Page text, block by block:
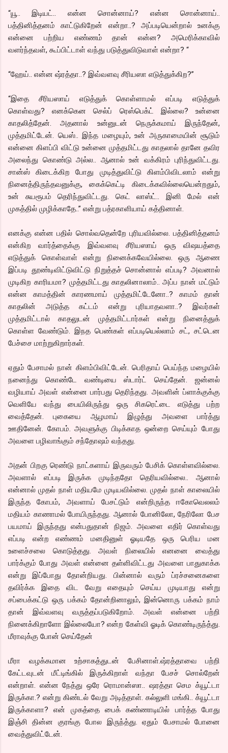
“யூ.. இடியட்.. என்ன சொன்னாய்? என்ன சொன்னாய்..
பத்தினித்தனம் காட்டுகிறேன் என்றா..? அப்படியென்றால் உனக்கு
என்னை பற்றிய எண்ணம் தான் என்ன? அமெரிக்காவில்
வளர்ந்தவள், கூப்பிட்டாள் வந்து படுத்துவிடுவாள் என்றா? “
“ஹேய்.. என்ன ஷ்ரத்தா..? இவ்வளவு சீரியஸா எடுத்துக்கிற?”
“இதை சீரியஸாய் எடுத்துக் கொள்ளாமல் எப்படி எடுத்துக்
கொள்வது? எனக்கென செல்ப் ரெஸ்பெக்ட் இல்லை? உன்னை
காதலித்தேன். அதனால் உன்னுடன் நெருக்கமாய் இருந்தேன்,
முத்தமிட்டேன். யெஸ்.. இந்த மழையும், உன் அருகாமையின் சூடும்
என்னை கிளப்பி விட்டு உன்னை முத்தமிட்டது காதலால் தானே தவிர
அலைந்து கொண்டு அல்ல.. ஆனால் உன் வக்கிரம் புரிந்துவிட்டது.
சான்ஸ் கிடைக்கிற போது முடித்துவிட்டு கிளம்பிவிடலாம் என்று
நினைத்திருந்தவனுக்கு, கைக்கெட்டி கிடைக்கவில்லையென்றதும்,
உன் சுயரூபம் தெரிந்துவிட்டது. கெட் லாஸ்ட்.. இனி மேல் என்
முகத்தில் முழிக்காதே..” என்று பத்ரகாளியாய் கத்தினாள்.
எனக்கு என்ன பதில் சொல்வதென்றே புரியவில்லை. பத்தினித்தனம்
என்கிற வார்த்தைக்கு இவ்வளவு சீரியஸாய் ஒரு விஷயத்தை
எடுத்துக் கொள்வாள் என்று நினைக்கவேயில்லை. ஒரு ஆணை
இப்படி தூண்டிவிட்டுவிட்டு நிறுத்தச் சொன்னால் எப்படி? அவனால்
முடிகிற காரியமா? முத்தமிட்டது காதலினாலாம்.. அப்ப நான் மட்டும்
என்ன காமத்தின் காரணமாய் முத்தமிட்டேனோ..? காமம் தான்
காதலின் அடுத்த கட்டம் என்று புரியாதவளா..? இவர்கள்
முத்தமிட்டால் காதலுடன் முத்தமிட்டார்கள் என்று நினைத்துக்
கொள்ள வேண்டும். இநத பெண்கள் எப்படியெல்லாம் சட், சட்டென
பேச்சை மாற்றுகிறார்கள்.
ஏதும் பேசாமல் நான் கிளம்பிவிட்டேன். பெரிதாய் பெய்ந்த மழையில்
நனைந்து கொண்டே வண்டியை ஸ்டார்ட் செய்தேன். ஜன்னல்
வழியாய் அவள் என்னை பார்பது தெரிந்தது. அவளின் ப்ளாக்குக்கு
வெளியே வந்து பையிலிருந்து ஒரு சிகரெட்டை எடுத்து பற்ற
வைத்தேன். புகையை ஆழமாய் இழுத்து அவளை பார்த்து
ஊதினேன். கோபம். அவளுக்கு பிடிக்காத ஒன்றை செய்யும் போது
அவளை பழிவாங்கும் சந்தோஷம் வந்தது.
அதன் பிறகு ரெண்டு நாட்களாய் இருவரும் பேசிக் கொள்ளவில்லை.
அவளால் எப்படி இருக்க முடிந்ததோ தெரியவில்லை.. ஆனால்
என்னால் முதல் நாள் மதியமே முடியவில்லை. முதல் நாள் காலையில்
இருந்த கோபம், அவளாய் பேசட்டும் என்றிருந்த ஈகோவெலலம்
மதியம் காணாமல் போயிருந்தது. ஆனால் போனிலோ, நேரிலோ பேச
பயமாய் இருந்தது என்பதுதான் நிஜம். அவளை எதிர் கொள்வது
எப்படி என்ற எண்ணம் மனதினுள் ஓடியதே ஒரு பெரிய மன
உளைச்சலை கொடுத்தது. அவள் நிலையில் எனனை வைத்து
பார்க்கும் போது அவள் என்னை தள்ளிவிட்டது அவளை பாதுகாக்க
என்று இப்போது தோன்றியது. பின்னால் வரும் ப்ரச்சனைகளை
தவிர்க்க இதை விட வேறு எதையும் செய்ய முடியாது என்று
சப்பைக்கட்டு ஒரு பக்கம் தோன்றினாலும், இன்னொரு பக்கம் நாம்
தான் இவ்வளவு வருத்தப்படுகிறோம். அவள் என்னை பற்றி
நினைக்கிறாளோ இல்லையோ? என்ற கேள்வி ஓடிக் கொண்டிருந்த்து.
மீராவுக்கு போன் செய்தேன்
மீரா வழக்கமான உற்சாகத்துடன் பேசினாள்.ஷ்ரத்தாவை பற்றி
கேட்டவுடன் மீட்டிங்கில் இருக்கிறாள் வந்தா பேசச் சொல்றேன்
என்றாள். என்ன நேத்து ஒரே ரொமான்ஸா.. ஷரத்தா செம க்யூட்டா
இருக்கா.? என்று கிண்டல் வேறு அடித்தாள். கல்லுளி மங்கி.. க்யூட்டா
இருக்காளா? என் முகத்தை பைக் கண்ணாடியில் பார்த்த போது
இஞ்சி தின்ன குரங்கு போல இருந்த்து. ஏதும் பேசாமல் போனை
வைத்துவிட்டேன்.